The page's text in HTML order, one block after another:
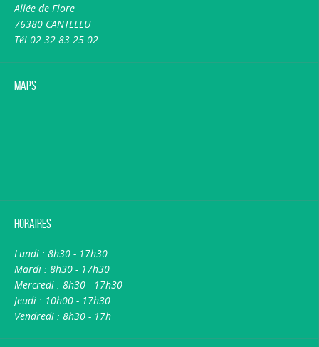
Allée de Flore
76380 CANTELEU
Tél 02.32.83.25.02
Maps
Horaires
Lundi : 8h30 - 17h30
Mardi : 8h30 - 17h30
Mercredi : 8h30 - 17h30
Jeudi : 10h00 - 17h30
Vendredi : 8h30 - 17h